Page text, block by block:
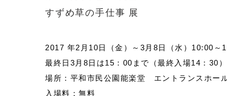
​すずめ草の手仕事 展
2017 年2月10日（金）～3月8日（水）10:00～
最終日3月8日は15：00まで（最終入場14：30）
場所：平和市民公園能楽堂 エントランスホー
入場料：無料